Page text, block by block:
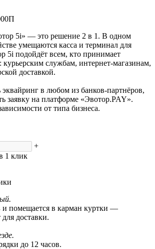
5i» — это решение 2 в 1. В одном
умещаются касса и терминал для
5i подойдёт всем, кто принимает
курьерским службам, интернет-магазинам,
доставкой.
в любом из банков-партнёров,
заявку на платформе «Эвотор.PAY».
от типа бизнеса.
+
1 клик
и помещается в карман куртки —
доставки.
до 12 часов.